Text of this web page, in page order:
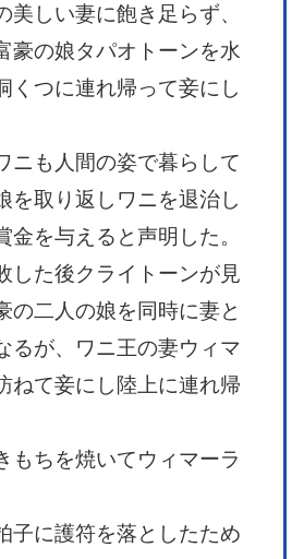
美しい妻に飽き足らず、
豪の娘タパオトーンを水
くつに連れ帰って妾にし
ニも人間の姿で暮らして
を取り返しワニを退治し
金を与えると声明した。
した後クライトーンが見
の二人の娘を同時に妻と
るが、ワニ王の妻ウィマ
ねて妾にし陸上に連れ帰
もちを焼いてウィマーラ
子に護符を落としたため